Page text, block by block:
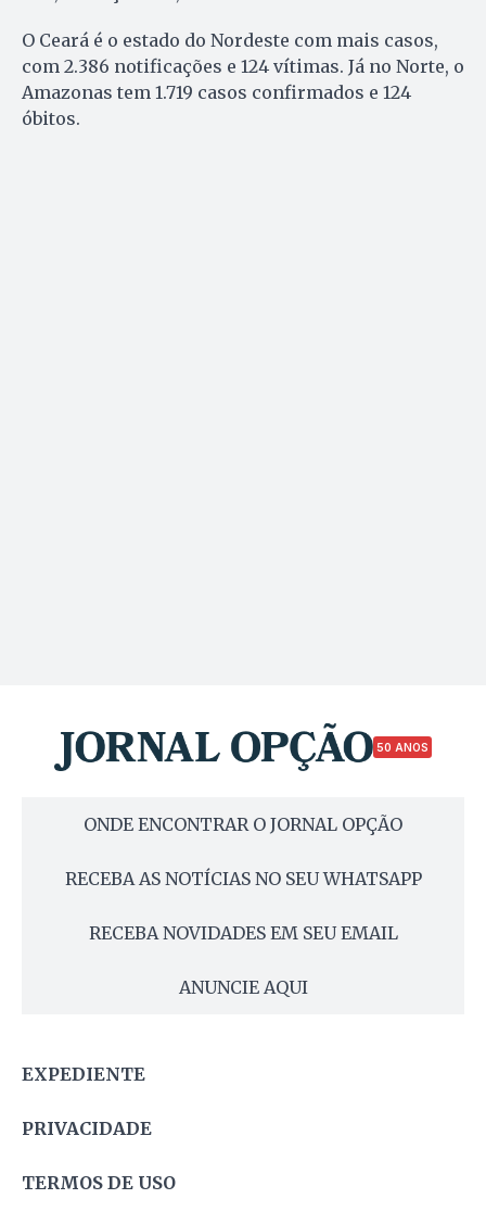
O Ceará é o estado do Nordeste com mais casos,
com 2.386 notificações e 124 vítimas. Já no Norte, o
Amazonas tem 1.719 casos confirmados e 124
óbitos.
50 ANOS
ONDE ENCONTRAR O JORNAL OPÇÃO
RECEBA AS NOTÍCIAS NO SEU WHATSAPP
RECEBA NOVIDADES EM SEU EMAIL
ANUNCIE AQUI
EXPEDIENTE
PRIVACIDADE
TERMOS DE USO